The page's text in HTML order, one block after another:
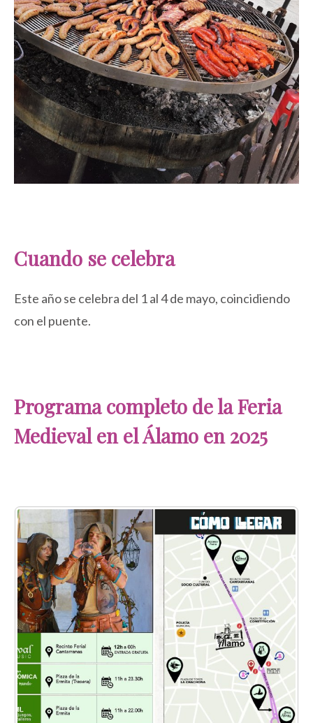
Cuando se celebra
Este año se celebra del 1 al 4 de mayo, coincidiendo
con el puente.
Programa completo de la Feria
Medieval en el Álamo en 2025